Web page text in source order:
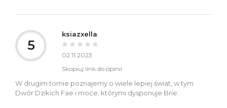
5
ksiazxella
02.11.2023
Skopiuj link do opinii
W drugim tomie poznajemy o wiele lepiej świat, w tym
Dwór Dzikich Fae i moce, którymi dysponuje Brie.